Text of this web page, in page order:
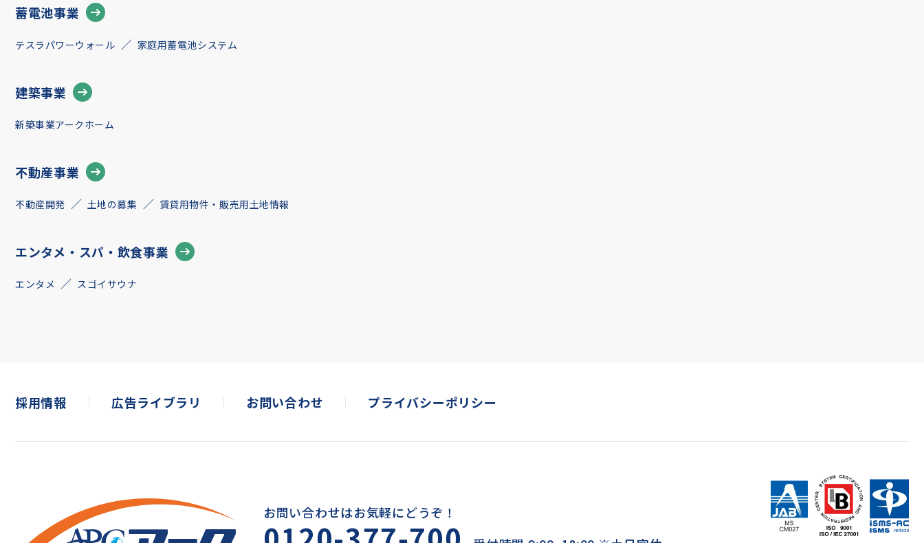
蓄電池事業
テスラパワーウォール 家庭用蓄電池システム
建築事業
新築事業アークホーム
不動産事業
不動産開発 土地の募集 賃貸用物件・販売用土地情報
エンタメ・スパ・飲食事業
エンタメ スゴイサウナ
採用情報 広告ライブラリ お問い合わせ プライバシーポリシー
お問い合わせはお気軽にどうぞ！